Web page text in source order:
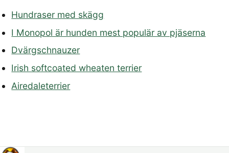
Hundraser med skägg
I Monopol är hunden mest populär av pjäserna
Dvärgschnauzer
Irish softcoated wheaten terrier
Airedaleterrier